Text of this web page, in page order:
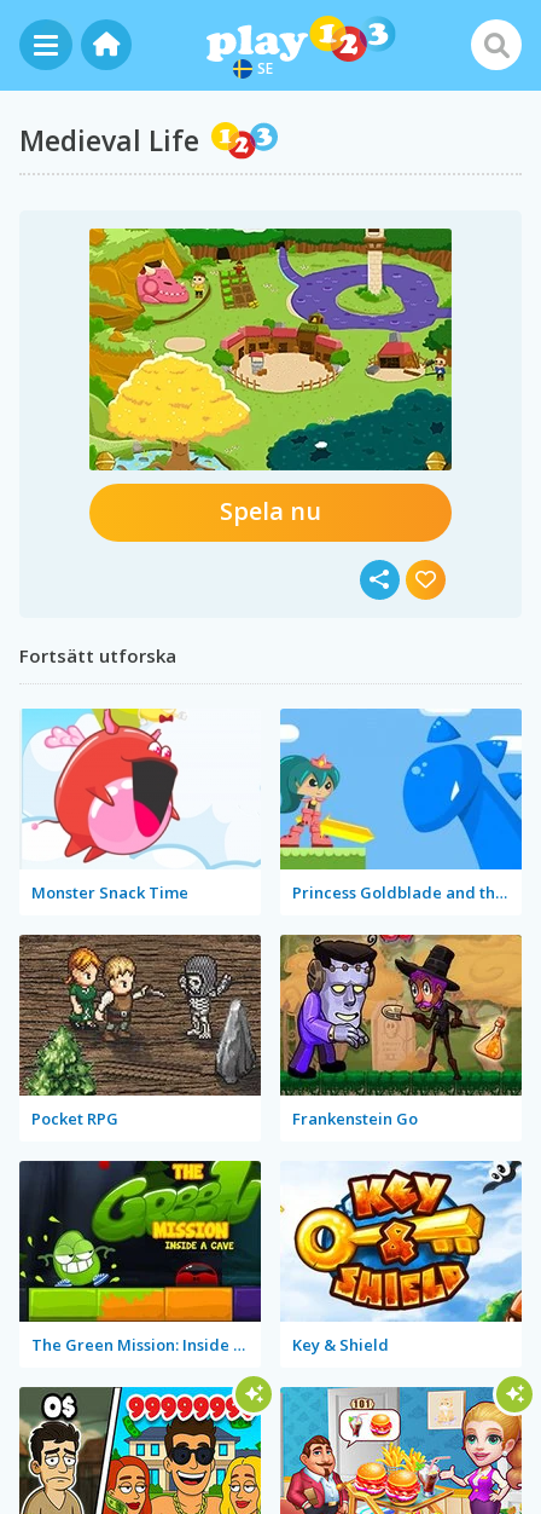
SE
Medieval Life
Spela nu
Fortsätt utforska
Monster Snack Time Princess Goldblade and the Dangerous Water
Pocket RPG Frankenstein Go
The Green Mission: Inside a Cave Key & Shield